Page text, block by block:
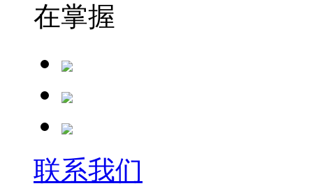
在掌握
联系我们